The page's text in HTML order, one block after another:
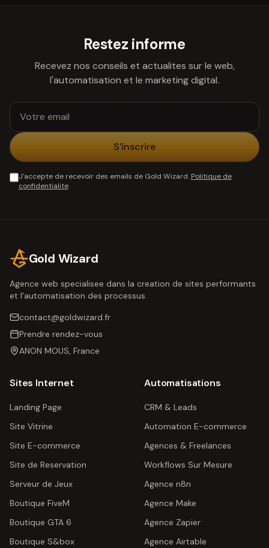
Restez informe
Recevez nos conseils et actualites sur le web,
l'automatisation et le marketing digital.
S'inscrire
J'accepte de recevoir des emails de Gold Wizard. Politique de
confidentialite
Gold Wizard
Agence web specialisee dans la creation de sites performants
et l'automatisation des processus.
contact@goldwizard.fr
Prendre rendez-vous
ANON MOUS, France
Sites Internet
Landing Page
Site Vitrine
Site E-commerce
Site de Reservation
Serveur de Jeux
Boutique FiveM
Boutique GTA 6
Boutique S&box
Automatisations
CRM & Leads
Automation E-commerce
Agences & Freelances
Workflows Sur Mesure
Agence n8n
Agence Make
Agence Zapier
Agence Airtable